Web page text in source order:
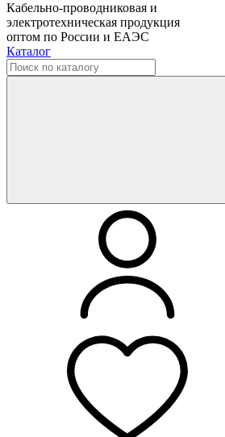
Кабельно-проводниковая и
электротехническая продукция
оптом по России и ЕАЭС
Каталог